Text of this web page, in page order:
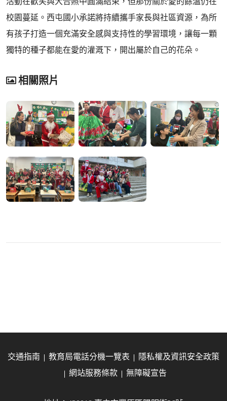
校園蔓延。西屯國小承諾將持續攜手家長與社區資源，為所
有孩子打造一個充滿安全感與支持性的學習環境，讓每一顆
獨特的種子都能在愛的灌溉下，開出屬於自己的花朵。
相關照片
交通指南 教育局電話分機一覽表
隱私權及資訊安全政策
網站服務條款
無障礙宣告